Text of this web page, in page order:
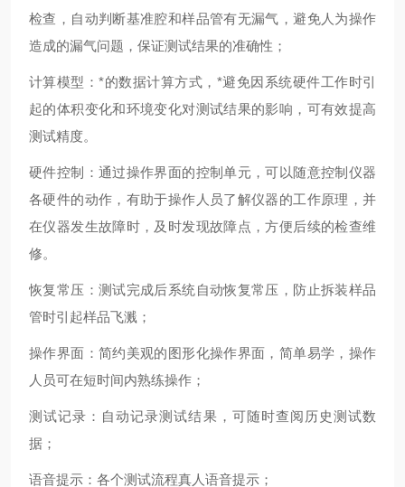
检查，自动判断基准腔和样品管有无漏气，避免人为操作
造成的漏气问题，保证测试结果的准确性；
计算模型：*的数据计算方式，*避免因系统硬件工作时引
起的体积变化和环境变化对测试结果的影响，可有效提高
测试精度。
硬件控制：通过操作界面的控制单元，可以随意控制仪器
各硬件的动作，有助于操作人员了解仪器的工作原理，并
在仪器发生故障时，及时发现故障点，方便后续的检查维
修。
恢复常压：测试完成后系统自动恢复常压，防止拆装样品
管时引起样品飞溅；
操作界面：简约美观的图形化操作界面，简单易学，操作
人员可在短时间内熟练操作；
测试记录：自动记录测试结果，可随时查阅历史测试数
据；
语音提示：各个测试流程真人语音提示；